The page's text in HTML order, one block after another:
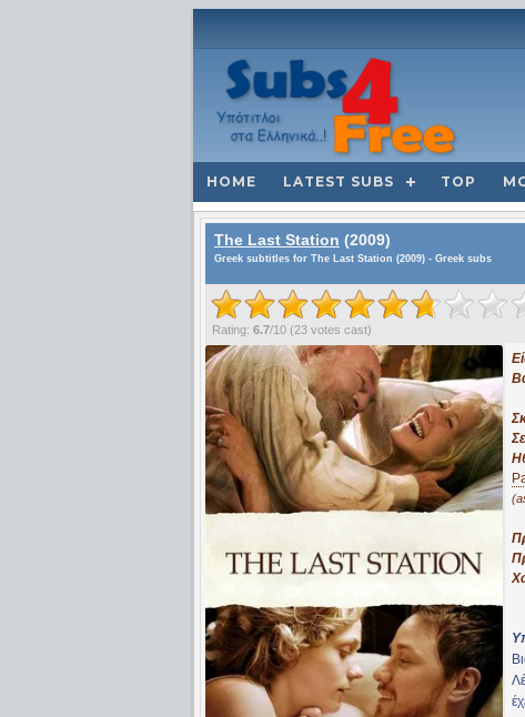
HOME LATEST SUBS TOP
The Last Station (2009)
Greek subtitles for The Last Station (2009) - Greek subs
Rating: 6.7/10 (23 votes cast)